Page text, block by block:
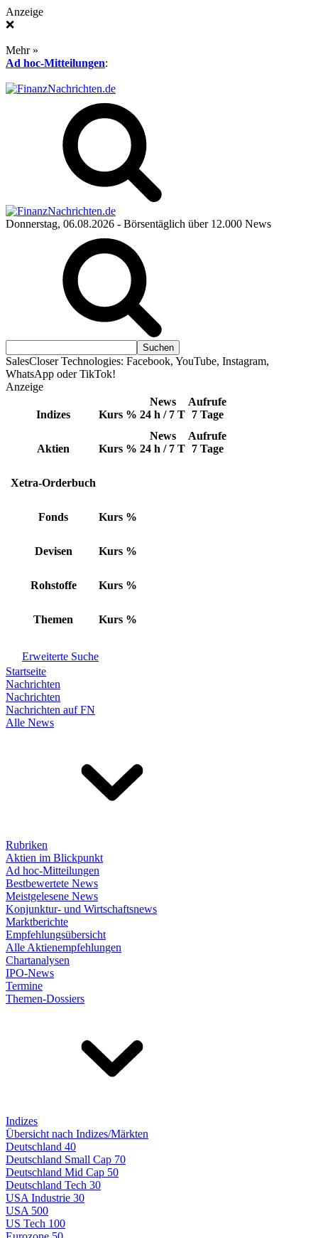
Anzeige
❌
Mehr »
Ad hoc-Mitteilungen:
Donnerstag, 06.08.2026 - Börsentäglich über 12.000 News
SalesCloser Technologies: Facebook, YouTube, Instagram,
WhatsApp oder TikTok!
Anzeige
Indizes Kurs %
News
24 h / 7 T
Aufrufe
7 Tage
Aktien Kurs %
News
24 h / 7 T
Aufrufe
7 Tage
Xetra-Orderbuch
Fonds Kurs %
Devisen Kurs %
Rohstoffe Kurs %
Themen Kurs %
Erweiterte Suche
Startseite
Nachrichten
Nachrichten
Nachrichten auf FN
Alle News
Rubriken
Aktien im Blickpunkt
Ad hoc-Mitteilungen
Bestbewertete News
Meistgelesene News
Konjunktur- und Wirtschaftsnews
Marktberichte
Empfehlungsübersicht
Alle Aktienempfehlungen
Chartanalysen
IPO-News
Termine
Themen-Dossiers
Indizes
Übersicht nach Indizes/Märkten
Deutschland 40
Deutschland Small Cap 70
Deutschland Mid Cap 50
Deutschland Tech 30
USA Industrie 30
USA 500
US Tech 100